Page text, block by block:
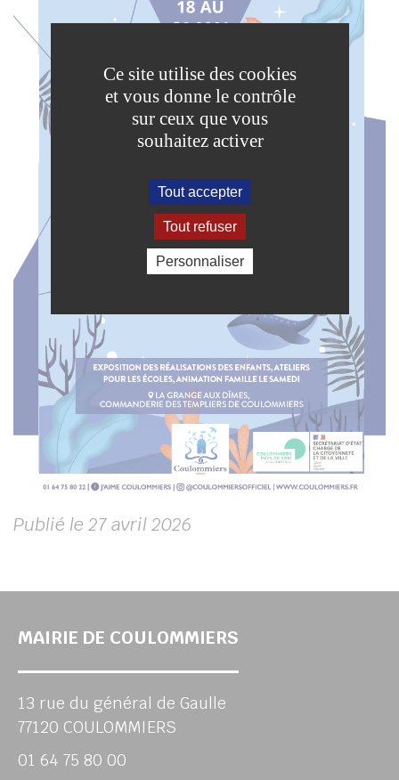
Publié le 27 avril 2026
MAIRIE DE COULOMMIERS
13 rue du général de Gaulle
77120 COULOMMIERS
01 64 75 80 00
Ce site utilise des cookies
et vous donne le contrôle
sur ceux que vous
souhaitez activer
Tout accepter
Tout refuser
Personnaliser